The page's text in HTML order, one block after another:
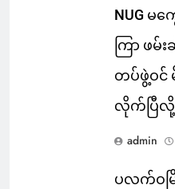
NUG မ
ကြာ ဖမ်
တပ်ဖွဲ့ဝင်
လိုက်ပြီ
admin
ပလက်ဝမ